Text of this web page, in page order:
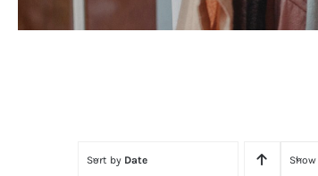
Sort by Date Show